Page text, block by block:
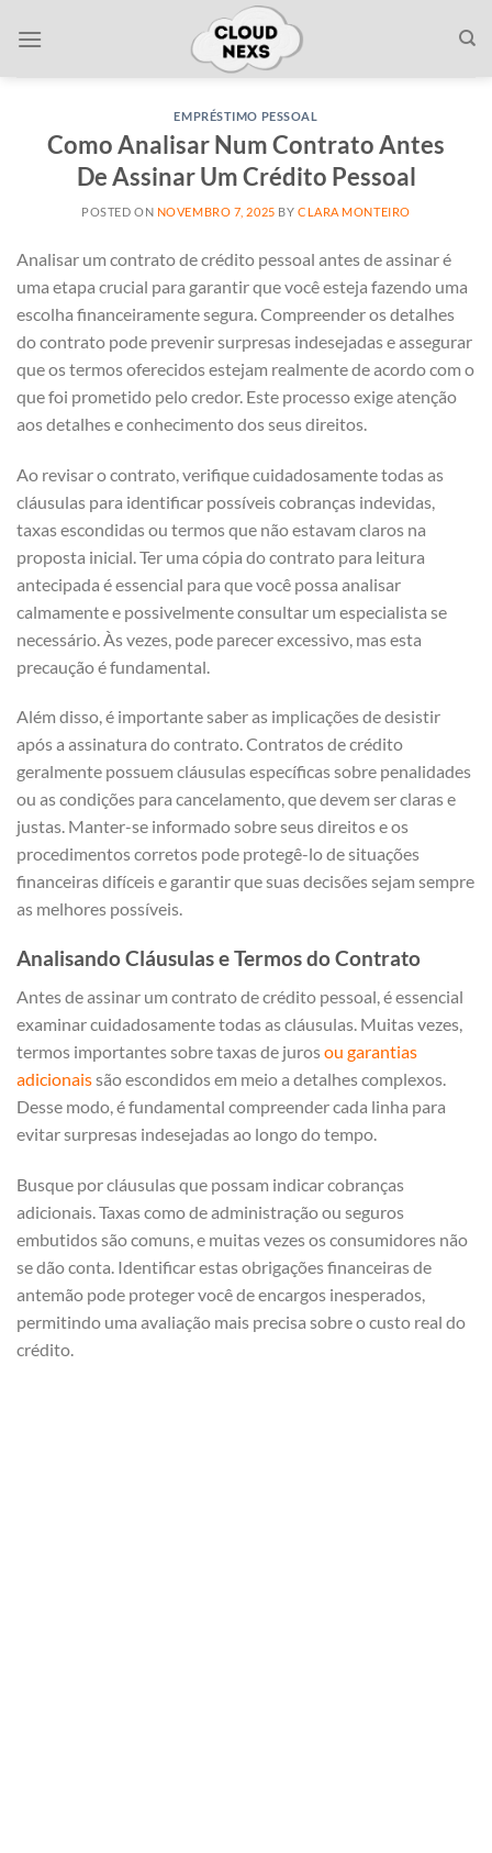
EMPRÉSTIMO PESSOAL
Como Analisar Num Contrato Antes
De Assinar Um Crédito Pessoal
POSTED ON NOVEMBRO 7, 2025 BY CLARA MONTEIRO
Analisar um contrato de crédito pessoal antes de assinar é
uma etapa crucial para garantir que você esteja fazendo uma
escolha financeiramente segura. Compreender os detalhes
do contrato pode prevenir surpresas indesejadas e assegurar
que os termos oferecidos estejam realmente de acordo com o
que foi prometido pelo credor. Este processo exige atenção
aos detalhes e conhecimento dos seus direitos.
Ao revisar o contrato, verifique cuidadosamente todas as
cláusulas para identificar possíveis cobranças indevidas,
taxas escondidas ou termos que não estavam claros na
proposta inicial. Ter uma cópia do contrato para leitura
antecipada é essencial para que você possa analisar
calmamente e possivelmente consultar um especialista se
necessário. Às vezes, pode parecer excessivo, mas esta
precaução é fundamental.
Além disso, é importante saber as implicações de desistir
após a assinatura do contrato. Contratos de crédito
geralmente possuem cláusulas específicas sobre penalidades
ou as condições para cancelamento, que devem ser claras e
justas. Manter-se informado sobre seus direitos e os
procedimentos corretos pode protegê-lo de situações
financeiras difíceis e garantir que suas decisões sejam sempre
as melhores possíveis.
Analisando Cláusulas e Termos do Contrato
Antes de assinar um contrato de crédito pessoal, é essencial
examinar cuidadosamente todas as cláusulas. Muitas vezes,
termos importantes sobre taxas de jurosou garantias
adicionaissão escondidos em meio a detalhes complexos.
Desse modo, é fundamental compreender cada linha para
evitar surpresas indesejadas ao longo do tempo.
Busque por cláusulas que possam indicar cobranças
adicionais. Taxas como de administração ou seguros
embutidos são comuns, e muitas vezes os consumidores não
se dão conta. Identificar estas obrigações financeiras de
antemão pode proteger você de encargos inesperados,
permitindo uma avaliação mais precisa sobre o custo real do
crédito.